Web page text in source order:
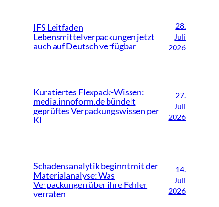
IFS Leitfaden
Lebensmittelverpackungen jetzt
auch auf Deutsch verfügbar
28.
Juli
2026
Kuratiertes Flexpack-Wissen:
media.innoform.de bündelt
geprüftes Verpackungswissen per
KI
27.
Juli
2026
Schadensanalytik beginnt mit der
Materialanalyse: Was
Verpackungen über ihre Fehler
verraten
14.
Juli
2026